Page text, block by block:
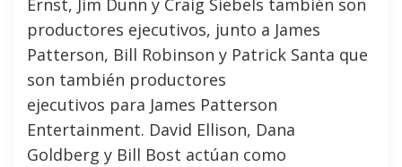
Ernst, Jim Dunn y Craig Siebels también son
productores ejecutivos, junto a James
Patterson, Bill Robinson y Patrick Santa que
son también productores
ejecutivos para James Patterson
Entertainment. David Ellison, Dana
Goldberg y Bill Bost actúan como